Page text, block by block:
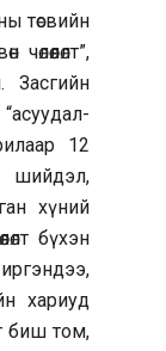
төсвийн
чөлөөлөлт”,
Засгийн
12
шийдэл,
хүний
бүхэн
хариуд
биш том,